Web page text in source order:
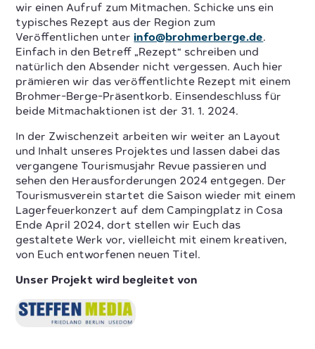
wir einen Aufruf zum Mitmachen. Schicke uns ein
typisches Rezept aus der Region zum
Veröffentlichen unter info@brohmerberge.de.
Einfach in den Betreff „Rezept“ schreiben und
natürlich den Absender nicht vergessen. Auch hier
prämieren wir das veröffentlichte Rezept mit einem
Brohmer-Berge-Präsentkorb. Einsendeschluss für
beide Mitmachaktionen ist der 31. 1. 2024.
In der Zwischenzeit arbeiten wir weiter an Layout
und Inhalt unseres Projektes und lassen dabei das
vergangene Tourismusjahr Revue passieren und
sehen den Herausforderungen 2024 entgegen. Der
Tourismusverein startet die Saison wieder mit einem
Lagerfeuerkonzert auf dem Campingplatz in Cosa
Ende April 2024, dort stellen wir Euch das
gestaltete Werk vor, vielleicht mit einem kreativen,
von Euch entworfenen neuen Titel.
Unser Projekt wird begleitet von